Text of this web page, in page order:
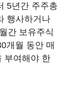
5년간 주주총
행사하거나
간 보유주식
개월 동안 매
부여해야 한